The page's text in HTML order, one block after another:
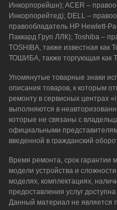
Инкорпорейшн); ACER –
Инкорпорейтед); DELL –
правообладатель HP Hewlett-
Паккард Груп ЛЛК); Toshiba –
TOSHIBA, также известная
ТОШИБА, также торгующая как
Упомянутые товарные знаки
описания товаров, к которым
ремонту в сервисных центрах
выполняются в
которые не связаны с
официальными
введенной в гражданский
Время ремонта, срок гарантии
модели устройства и
моделях, комплектациях,
предоставления услуг
Данный материал не является